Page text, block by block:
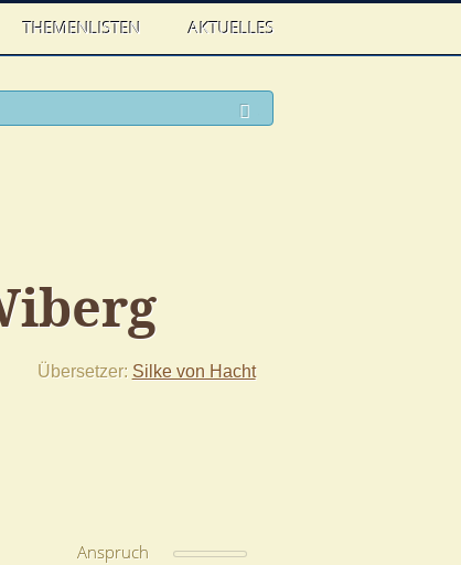
THEMENLISTEN AKTUELLES
Übersetzer Silke von Hacht
Anspruch